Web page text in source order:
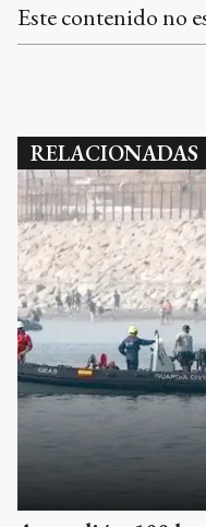
Este contenido no
RELACIONADAS